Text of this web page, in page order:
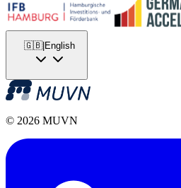
🇬🇧| English
© 2026 MUVN